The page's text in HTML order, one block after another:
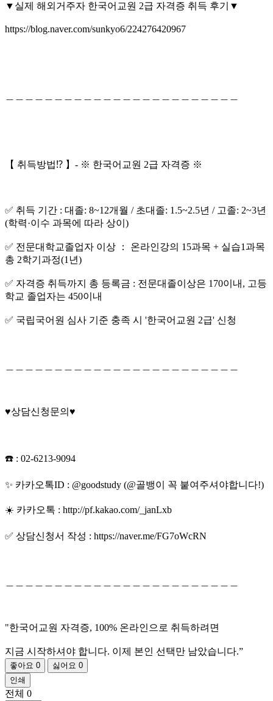
▼실제 해외거주자 한국어교원 2급 자격증 취득 후기▼
https://blog.naver.com/sunkyo6/224276420967
【 취득방법⁉️ 】- ※ 한국어교원 2급 자격증 ※
✅ 취득 기간 : 대졸: 8~12개월 / 초대졸: 1.5~2.5년 / 고졸: 2~3년
(학력·이수 과목에 따라 상이)
✅ 전문대학교졸업자 이상 ： 온라인강의 15과목 + 실습1과목
총 2학기과정(1년)
✅ 자격증 취득까지 총 등록금 : 전문대졸이상은 170이내, 고등
학교 졸업자는 450이내
✅ 국립국어원 심사 기준 충족 시 '한국어교원 2급' 신청
♥️상담신청문의♥️
☎️ : 02-6213-9094
✨ 카카오톡ID : @goodstudy (@골뱅이 꼭 붙여주셔야합니다!)
☀️ 카카오톡 : http://pf.kakao.com/_janLxb
✅ 상담신청서 작성 : https://naver.me/FG7oWcRN
"한국어교원 자격증, 100% 온라인으로 취득하려면
지금 시작하셔야 합니다. 이제 본인 선택만 남았습니다.”
좋아요 0 싫어요 0
인쇄
전체 0